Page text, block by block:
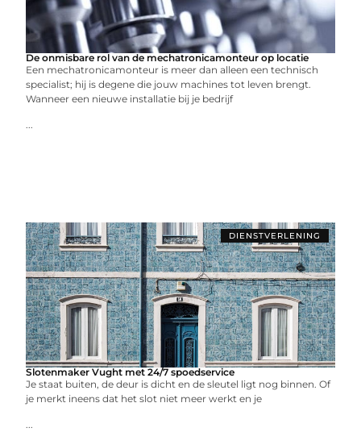
De onmisbare rol van de mechatronicamonteur op locatie
Een mechatronicamonteur is meer dan alleen een technisch
specialist; hij is degene die jouw machines tot leven brengt.
Wanneer een nieuwe installatie bij je bedrijf
...
DIENSTVERLENING
Slotenmaker Vught met 24/7 spoedservice
Je staat buiten, de deur is dicht en de sleutel ligt nog binnen. Of
je merkt ineens dat het slot niet meer werkt en je
...